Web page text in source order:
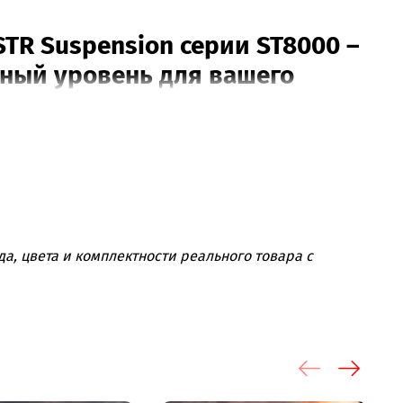
Suspension серии ST8000 –
уровень для вашего
подпором, что обеспечивает превосходную
производительность подвески для
цвета и комплектности реального товара с